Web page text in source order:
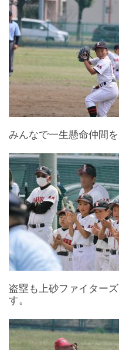
みんなで一生懸命仲間を
盗塁も上砂ファイター
す。